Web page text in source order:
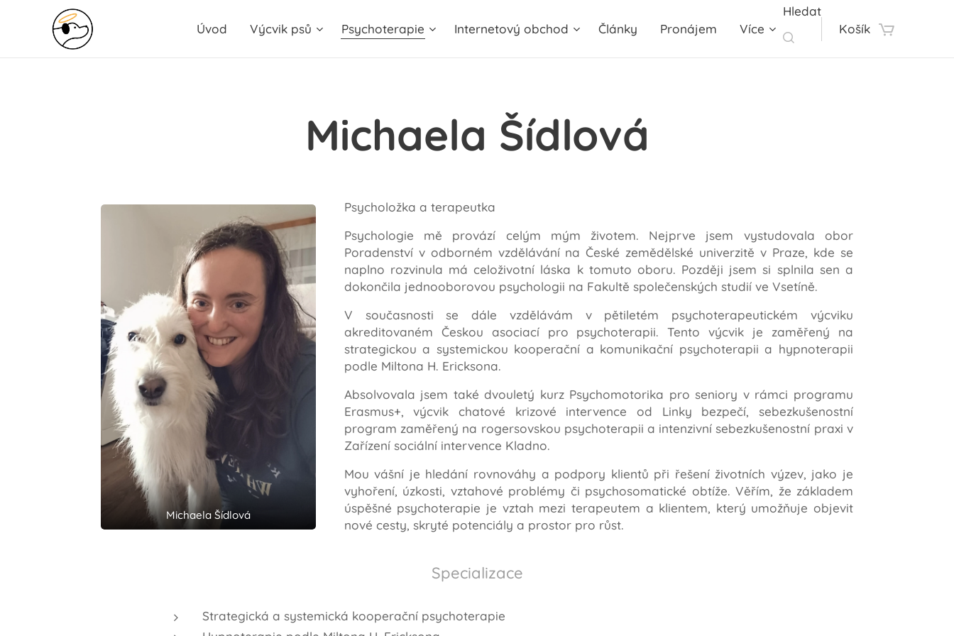
Úvod Výcvik psů Psychoterapie Internetový obchod Články Pronájem Více
Hledat
Košík
Michaela Šídlová
Michaela Šídlová
Psycholožka a terapeutka
Psychologie mě provází celým mým životem. Nejprve jsem vystudovala obor
Poradenství v odborném vzdělávání na České zemědělské univerzitě v Praze, kde se
naplno rozvinula má celoživotní láska k tomuto oboru. Později jsem si splnila sen a
dokončila jednooborovou psychologii na Fakultě společenských studií ve Vsetíně.
V současnosti se dále vzdělávám v pětiletém psychoterapeutickém výcviku
akreditovaném Českou asociací pro psychoterapii. Tento výcvik je zaměřený na
strategickou a systemickou kooperační a komunikační psychoterapii a hypnoterapii
podle Miltona H. Ericksona.
Absolvovala jsem také dvouletý kurz Psychomotorika pro seniory v rámci programu
Erasmus+, výcvik chatové krizové intervence od Linky bezpečí, sebezkušenostní
program zaměřený na rogersovskou psychoterapii a intenzivní sebezkušenostní praxi v
Zařízení sociální intervence Kladno.
Mou vášní je hledání rovnováhy a podpory klientů při řešení životních výzev, jako je
vyhoření, úzkosti, vztahové problémy či psychosomatické obtíže. Věřím, že základem
úspěšné psychoterapie je vztah mezi terapeutem a klientem, který umožňuje objevit
nové cesty, skryté potenciály a prostor pro růst.
Specializace
Strategická a systemická kooperační psychoterapie